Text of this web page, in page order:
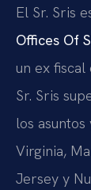
El Sr. Sris
Offices Of
un ex
Sr. Sris
los
Virginia,
Jersey y